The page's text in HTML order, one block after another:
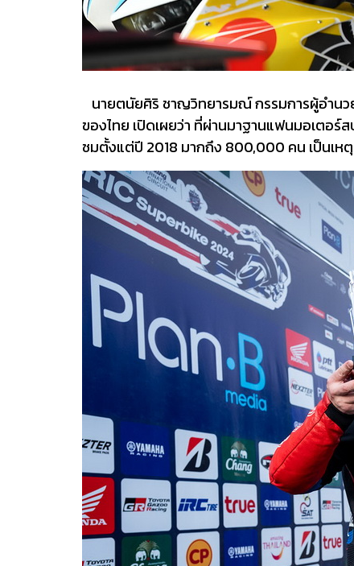
นายตนัยศิริ ชาญวิทยารมณ์ กรรมการผู้อำนว
ของไทย เปิดเผยว่า ที่ผ่านมาฐานแฟนมอเตอร์
ชมตั้งแต่ปี 2018 มากถึง 800,000 คน เป็นเห